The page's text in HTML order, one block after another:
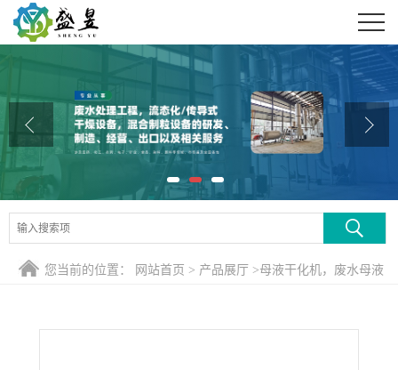
公司介绍
公司动态
产品展厅
证书荣誉
联系方式
您当前的位置： 网站首页 > 产品展厅 >母液干化机，废水母液